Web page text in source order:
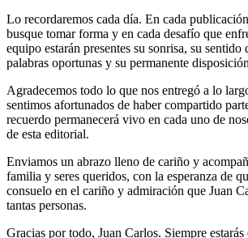
Lo recordaremos cada día. En cada
busque tomar forma y en cada desafío que
equipo estarán presentes su sonrisa, su sentido
palabras oportunas y su permanente
Agradecemos todo lo que nos entregó a lo
sentimos afortunados de haber compartido
recuerdo permanecerá vivo en cada uno de
de esta editorial.
Enviamos un abrazo lleno de cariño y
familia y seres queridos, con la esperanza de
consuelo en el cariño y admiración que Juan
tantas personas.
Gracias por todo, Juan Carlos. Siempre